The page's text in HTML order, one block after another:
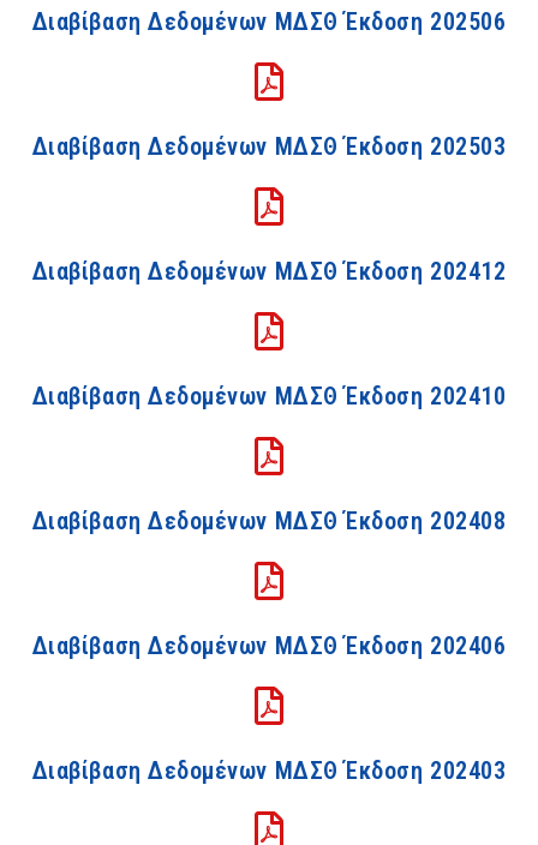
Διαβίβαση Δεδομένων ΜΔΣΘ Έκδοση 202506
Διαβίβαση Δεδομένων ΜΔΣΘ Έκδοση 202503
Διαβίβαση Δεδομένων ΜΔΣΘ Έκδοση 202412
Διαβίβαση Δεδομένων ΜΔΣΘ Έκδοση 202410
Διαβίβαση Δεδομένων ΜΔΣΘ Έκδοση 202408
Διαβίβαση Δεδομένων ΜΔΣΘ Έκδοση 202406
Διαβίβαση Δεδομένων ΜΔΣΘ Έκδοση 202403